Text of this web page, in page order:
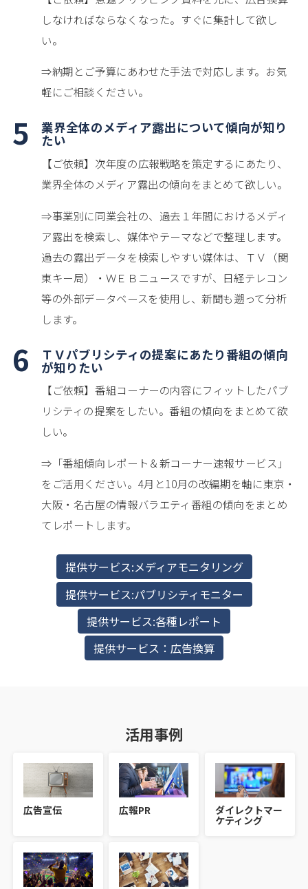
しなければならなくなった。すぐに集計して欲し
い。
⇒納期とご予算にあわせた手法で対応します。お気
軽にご相談ください。
5 業界全体のメディア露出について傾向が知り
たい
【ご依頼】次年度の広報戦略を策定するにあたり、
業界全体のメディア露出の傾向をまとめて欲しい。
⇒事業別に同業会社の、過去１年間におけるメディ
ア露出を検索し、媒体やテーマなどで整理します。
過去の露出データを検索しやすい媒体は、ＴＶ（関
東キー局）・ＷＥＢニュースですが、日経テレコン
等の外部データベースを使用し、新聞も遡って分析
します。
6 ＴＶパブリシティの提案にあたり番組の傾向
が知りたい
【ご依頼】番組コーナーの内容にフィットしたパブ
リシティの提案をしたい。番組の傾向をまとめて欲
しい。
⇒「番組傾向レポート＆新コーナー速報サービス」
をご活用ください。4月と10月の改編期を軸に東京・
大阪・名古屋の情報バラエティ番組の傾向をまとめ
てレポートします。
提供サービス:メディアモニタリング
提供サービス:パブリシティモニター
提供サービス:各種レポート
提供サービス：広告換算
活用事例
広告宣伝 広報PR ダイレクトマー
ケティング